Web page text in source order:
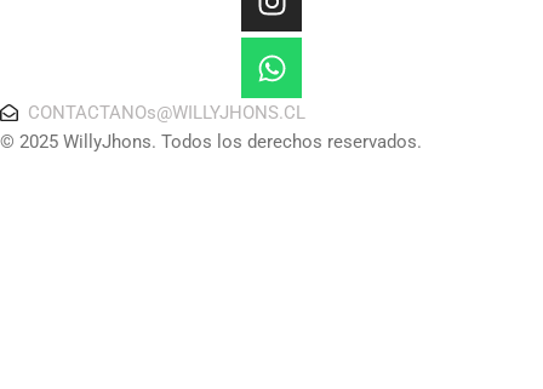
CONTACTANOs@WILLYJHONS.CL
© 2025 WillyJhons. Todos los derechos reservados.